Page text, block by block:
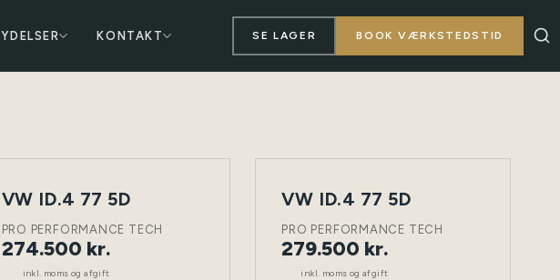
YDELSER KONTAKT SE LAGER BOOK VÆRKSTEDSTID
NY
ELEKTRISK
VW ID.4 77 5D
PRO PERFORMANCE TECH
274.500 kr.
inkl. moms og afgift
NY
ELEKTRISK
VW ID.4 77 5D
PRO PERFORMANCE TECH
279.500 kr.
inkl. moms og afgift